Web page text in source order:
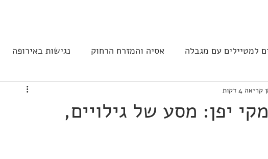
למטיילים עם מגבלה אסיה והמזרח הרחוק נגישות באירופה
נגישות בבתי מלון הפינה של מיכל
יפן: מסע של גילויים,
4 דקות